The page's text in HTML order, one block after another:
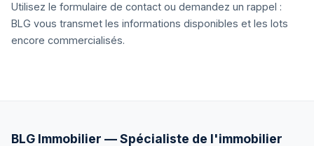
Utilisez le formulaire de contact ou demandez un rappel :
BLG vous transmet les informations disponibles et les lots
encore commercialisés.
BLG Immobilier — Spécialiste de l'immobilier